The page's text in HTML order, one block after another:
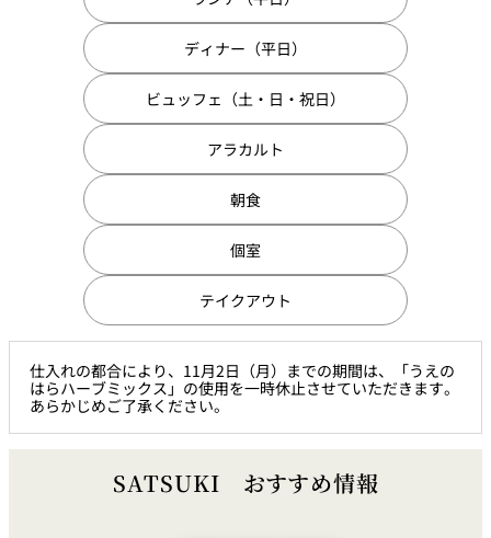
誕生日や記念
日のお祝いに
～アニバーサ レストランご
法要プラン
チャペルでプ
ナープラン
よくあるご質
ディナー（平日）
ビュッフェ（土・日・祝日）
アラカルト
朝食
個室
テイクアウト
仕入れの都合により、11月2日（月）までの期間は、「うえの
はらハーブミックス」の使用を一時休止させていただきます。
あらかじめご了承ください。
SATSUKI おすすめ情報